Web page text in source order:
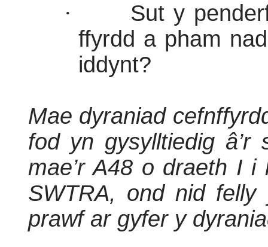
·
Sut y
ffyrdd a pham
iddynt?
Mae dyraniad
fod yn gysylltiedig â’r
mae’r A48 o draeth I
SWTRA, ond nid felly
prawf ar gyfer y